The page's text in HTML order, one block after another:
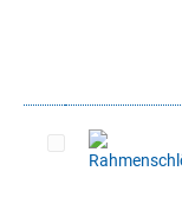
Artikel
Artikel